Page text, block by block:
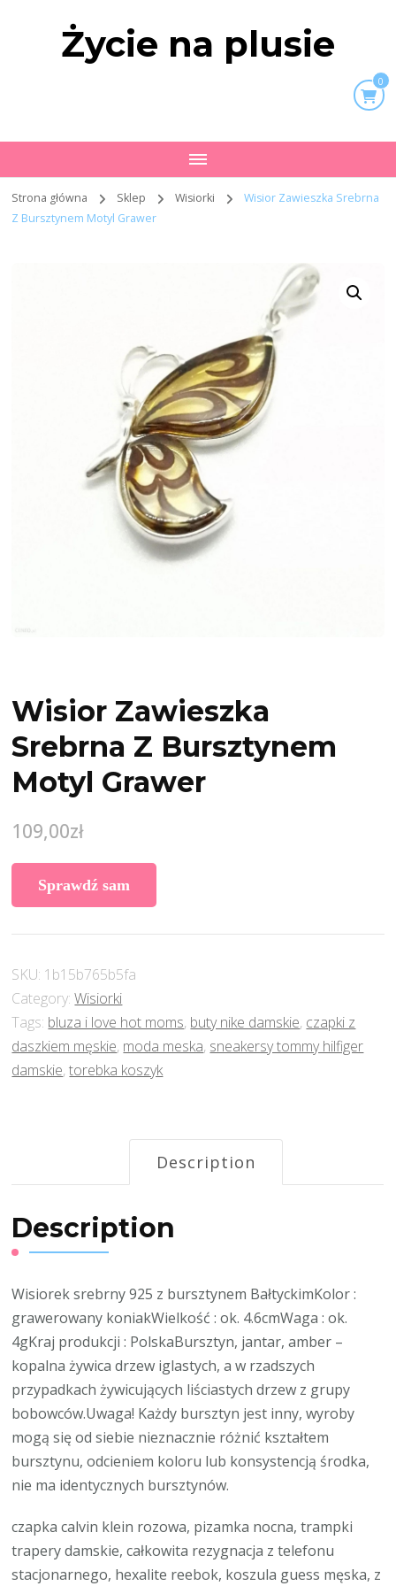
Życie na plusie
0
Strona główna Sklep Wisiorki
Wisior Zawieszka Srebrna
Z Bursztynem Motyl Grawer
Wisior Zawieszka
Srebrna Z Bursztynem
Motyl Grawer
109,00zł
Sprawdź sam
SKU: 1b15b765b5fa
Category:Wisiorki
Tags: bluza i love hot moms, buty nike damskie, czapki z
daszkiem męskie, moda meska, sneakersy tommy hilfiger
damskie,torebka koszyk
Description
Description
Wisiorek srebrny 925 z bursztynem BałtyckimKolor :
grawerowany koniakWielkość : ok. 4.6cmWaga : ok.
4gKraj produkcji : PolskaBursztyn, jantar, amber –
kopalna żywica drzew iglastych, a w rzadszych
przypadkach żywicujących liściastych drzew z grupy
bobowców.Uwaga! Każdy bursztyn jest inny, wyroby
mogą się od siebie nieznacznie różnić kształtem
bursztynu, odcieniem koloru lub konsystencją środka,
nie ma identycznych bursztynów.
czapka calvin klein rozowa, pizamka nocna, trampki
trapery damskie, całkowita rezygnacja z telefonu
stacjonarnego, hexalite reebok, koszula guess męska, z